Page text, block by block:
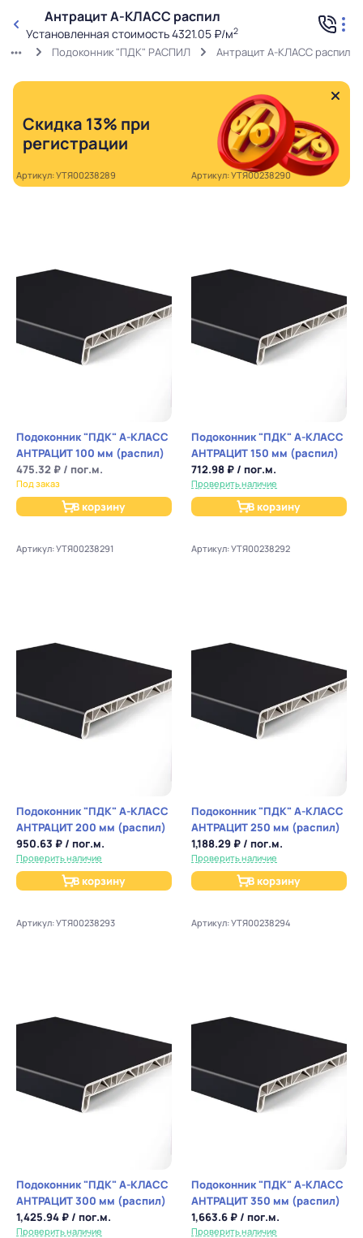
Антрацит А-КЛАСС распил
Установленная стоимость 4321.05 ₽/м2
Подоконник "ПДК" РАСПИЛ Антрацит А-КЛАСС распил
Скидка 13% при
регистрации
Артикул: УТЯ00238289
Подоконник "ПДК" А-КЛАСС
АНТРАЦИТ 100 мм (распил)
475.32 ₽ / пог.м.
Под заказ
В корзину
Артикул: УТЯ00238290
Подоконник "ПДК" А-КЛАСС
АНТРАЦИТ 150 мм (распил)
712.98 ₽ / пог.м.
Проверить наличие
В корзину
Артикул: УТЯ00238291
Подоконник "ПДК" А-КЛАСС
АНТРАЦИТ 200 мм (распил)
950.63 ₽ / пог.м.
Проверить наличие
В корзину
Артикул: УТЯ00238292
Подоконник "ПДК" А-КЛАСС
АНТРАЦИТ 250 мм (распил)
1,188.29 ₽ / пог.м.
Проверить наличие
В корзину
Артикул: УТЯ00238293
Подоконник "ПДК" А-КЛАСС
АНТРАЦИТ 300 мм (распил)
1,425.94 ₽ / пог.м.
Проверить наличие
Артикул: УТЯ00238294
Подоконник "ПДК" А-КЛАСС
АНТРАЦИТ 350 мм (распил)
1,663.6 ₽ / пог.м.
Проверить наличие